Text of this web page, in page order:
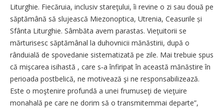
Liturghie. Fiecăruia, inclusiv stareţului, îi revine o zi sau două pe
săptămână să slujească Miezonoptica, Utrenia, Ceasurile și
Sfânta Liturghie. Sâmbăta avem parastas. Vieţuitorii se
mărturisesc săptămânal la duhovnicii mănăstirii, după o
rânduială de spovedanie sistematizată pe zile. Mai trebuie spus
că mişcarea isihastă , care s‑a înfiripat în această mănăstire în
perioada postbelică, ne motivează şi ne responsabilizează.
Este o moştenire profundă a unei frumuseţi de vieţuire
monahală pe care ne dorim să o transmitemmai departe”,